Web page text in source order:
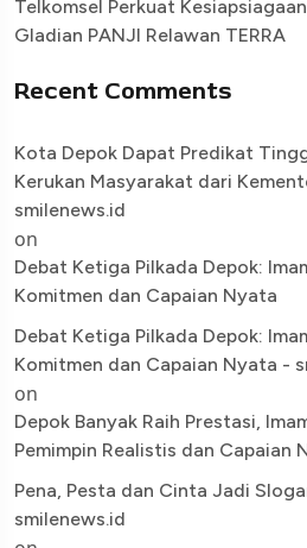
Telkomsel Perkuat
Gladian PANJI Relawan TERRA
Recent Comments
Kota Depok Dapat Predikat
Kerukan Masyarakat dari
smilenews.id
on
Debat Ketiga Pilkada Depok:
Komitmen dan Capaian Nyata
Debat Ketiga Pilkada Depok:
Komitmen dan Capaian Nyata -
on
Depok Banyak Raih Prestasi,
Pemimpin Realistis dan Capaian
Pena, Pesta dan Cinta Jadi
smilenews.id